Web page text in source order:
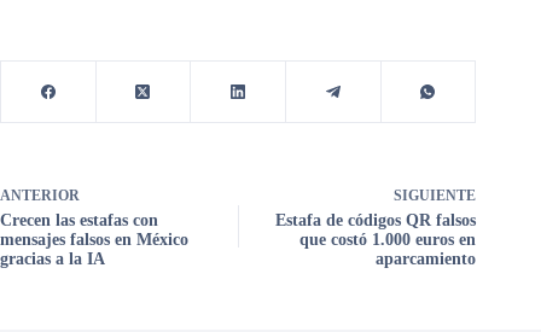
ANTERIOR
Crecen las estafas con
mensajes falsos en México
gracias a la IA
SIGUIENTE
Estafa de códigos QR falsos
que costó 1.000 euros en
aparcamiento